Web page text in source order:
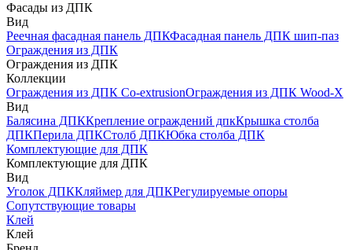
Фасады из ДПК
Вид
Реечная фасадная панель ДПКФасадная панель ДПК шип-паз
Ограждения из ДПК
Ограждения из ДПК
Коллекции
Ограждения из ДПК Co-extrusionОграждения из ДПК Wood-X
Вид
Балясина ДПККрепление ограждений дпкКрышка столба
ДПКПерила ДПКСтолб ДПКЮбка столба ДПК
Комплектующие для ДПК
Комплектующие для ДПК
Вид
Уголок ДПККляймер для ДПКРегулируемые опоры
Сопутствующие товары
Клей
Клей